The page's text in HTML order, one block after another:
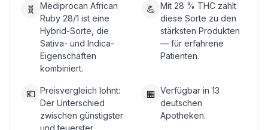
🧬
Mediprocan African
Ruby 28/1 ist eine
Hybrid-Sorte, die
Sativa- und Indica-
Eigenschaften
kombiniert.
💪 Mit 28 % THC zählt
diese Sorte zu den
stärksten Produkten
— für erfahrene
Patienten.
💶 Preisvergleich lohnt:
Der Unterschied
zwischen günstigster
und teuerster
🏪 Verfügbar in 13
deutschen
Apotheken.